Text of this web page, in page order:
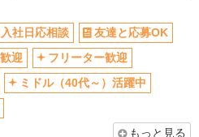
入社日応相談
友達と応募OK
迎
フリーター歓迎
ミドル（40代～）活躍中
もっと見る